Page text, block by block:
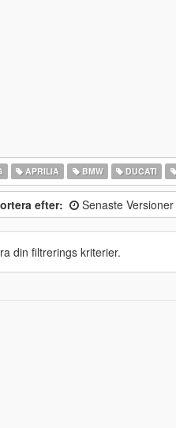
APRILIA BMW DUCATI
efter: Senaste Versioner
din filtrerings kriterier.